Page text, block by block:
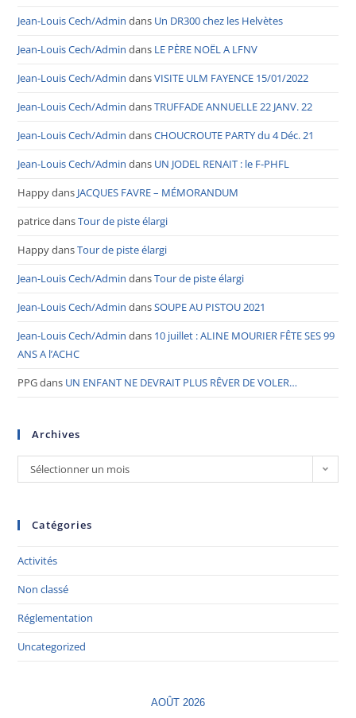
Jean-Louis Cech/Admin dans Un DR300 chez les Helvètes
Jean-Louis Cech/Admin dans LE PÈRE NOËL A LFNV
Jean-Louis Cech/Admin dansVISITE ULM FAYENCE 15/01/2022
Jean-Louis Cech/Admin dansTRUFFADE ANNUELLE 22 JANV. 22
Jean-Louis Cech/Admin dansCHOUCROUTE PARTY du 4 Déc. 21
Jean-Louis Cech/Admin dans UN JODEL RENAIT : le F-PHFL
Happydans JACQUES FAVRE – MÉMORANDUM
patricedansTour de piste élargi
HappydansTour de piste élargi
Jean-Louis Cech/Admin dansTour de piste élargi
Jean-Louis Cech/Admin dansSOUPE AU PISTOU 2021
Jean-Louis Cech/Admin dans 10 juillet : ALINE MOURIER FÊTE SES 99
ANS A l’ACHC
PPGdans UN ENFANT NE DEVRAIT PLUS RÊVER DE VOLER…
Archives
Sélectionner un mois
Catégories
Activités
Non classé
Réglementation
Uncategorized
AOÛT 2026